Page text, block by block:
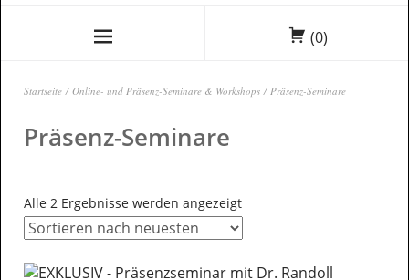
(0)
Startseite / Online- und Präsenz-Seminare & Workshops / Präsenz-Seminare
Präsenz-Seminare
Alle 2 Ergebnisse werden angezeigt